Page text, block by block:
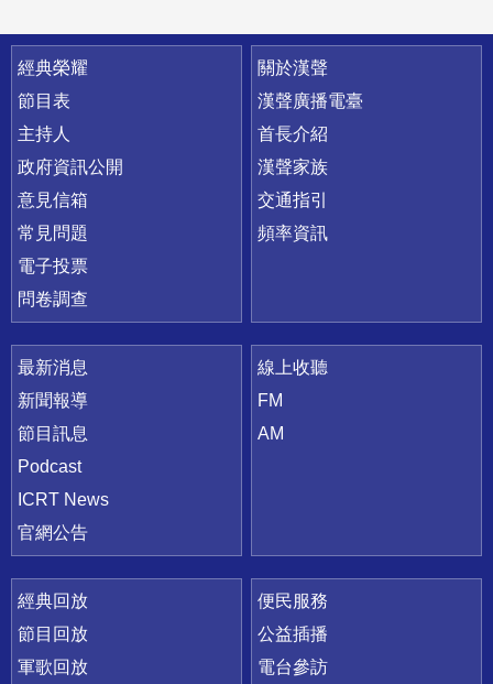
快速連結
經典榮耀
節目表
主持人
政府資訊公開
意見信箱
常見問題
電子投票
問卷調查
關於漢聲
漢聲廣播電臺
首長介紹
漢聲家族
交通指引
頻率資訊
最新消息
新聞報導
節目訊息
Podcast
ICRT News
官網公告
線上收聽
FM
AM
經典回放
節目回放
軍歌回放
便民服務
公益插播
電台參訪